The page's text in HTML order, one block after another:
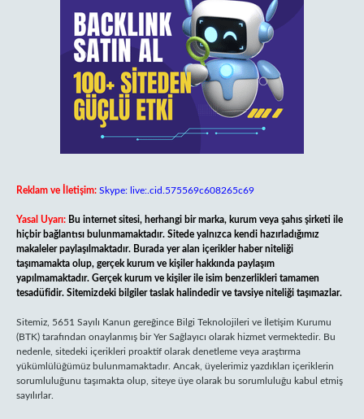
Reklam ve İletişim: Skype: live:.cid.575569c608265c69
Yasal Uyarı: Bu internet sitesi, herhangi bir marka, kurum veya şahıs şirketi ile
hiçbir bağlantısı bulunmamaktadır. Sitede yalnızca kendi hazırladığımız
makaleler paylaşılmaktadır. Burada yer alan içerikler haber niteliği
taşımamakta olup, gerçek kurum ve kişiler hakkında paylaşım
yapılmamaktadır. Gerçek kurum ve kişiler ile isim benzerlikleri tamamen
tesadüfidir. Sitemizdeki bilgiler taslak halindedir ve tavsiye niteliği taşımazlar.
Sitemiz, 5651 Sayılı Kanun gereğince Bilgi Teknolojileri ve İletişim Kurumu
(BTK) tarafından onaylanmış bir Yer Sağlayıcı olarak hizmet vermektedir. Bu
nedenle, sitedeki içerikleri proaktif olarak denetleme veya araştırma
yükümlülüğümüz bulunmamaktadır. Ancak, üyelerimiz yazdıkları içeriklerin
sorumluluğunu taşımakta olup, siteye üye olarak bu sorumluluğu kabul etmiş
sayılırlar.